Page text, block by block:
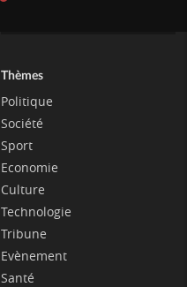
Thèmes
Politique
Société
Sport
Economie
Culture
Technologie
Tribune
Evènement
Santé